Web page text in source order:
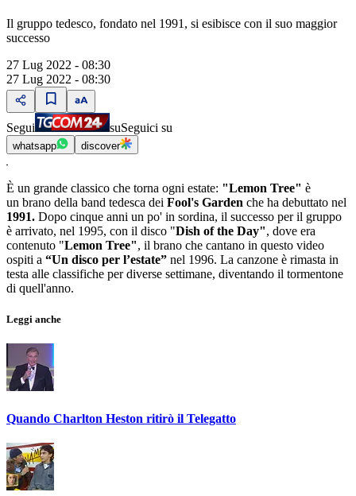
Il gruppo tedesco, fondato nel 1991, si esibisce con il suo maggior
successo
27 Lug 2022 - 08:30
27 Lug 2022 - 08:30
Segui suSeguici su
whatsapp discover
È un grande classico che torna ogni estate: "Lemon Tree" è
un brano della band tedesca dei Fool's Garden che ha debuttato nel
1991. Dopo cinque anni un po' in sordina, il successo per il gruppo
è arrivato, nel 1995, con il disco "Dish of the Day", dove era
contenuto "Lemon Tree", il brano che cantano in questo video
ospiti a “Un disco per l’estate” nel 1996. La canzone è rimasta in
testa alle classifiche per diverse settimane, diventando il tormentone
di quell'anno.
Leggi anche
Quando Charlton Heston ritirò il Telegatto